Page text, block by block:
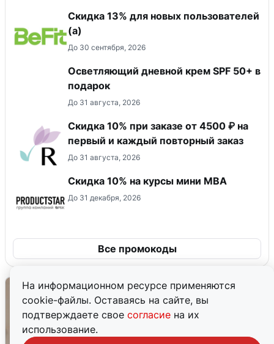
На информационном ресурсе применяются
cookie-файлы. Оставаясь на сайте, вы
подтверждаете свое согласие на их
использование.
Скидка 13% для новых пользователей
(а)
До 30 сентября, 2026
Осветляющий дневной крем SPF 50+ в
подарок
До 31 августа, 2026
Скидка 10% при заказе от 4500 ₽ на
первый и каждый повторный заказ
До 31 августа, 2026
Скидка 10% на курсы мини MBA
До 31 декабря, 2026
Все промокоды